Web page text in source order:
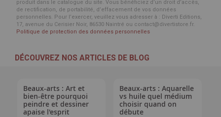
produit dans le catalogue du site. Vous bénéficiez d’un droit d’accès,
de rectification, de portabilité, d’effacement de vos données
personnelles. Pour l’exercer, veuillez vous adresser à : Diverti Editions,
17, avenue du Cerisier Noir, 86530 Naintré ou contact@divertistore.fr.
Politique de protection des données personnelles
DÉCOUVREZ NOS ARTICLES DE BLOG
Beaux-arts : Art et
bien-être pourquoi
peindre et dessiner
apaise l'esprit
Beaux-arts : Aquarelle
vs huile quel médium
choisir quand on
débute